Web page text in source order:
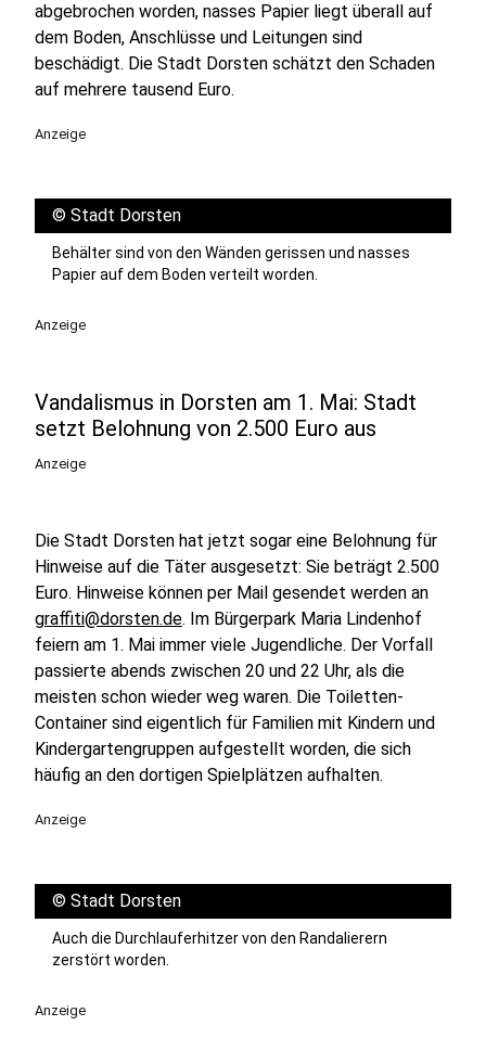
abgebrochen worden, nasses Papier liegt überall auf
dem Boden, Anschlüsse und Leitungen sind
beschädigt. Die Stadt Dorsten schätzt den Schaden
auf mehrere tausend Euro.
Anzeige
© Stadt Dorsten
Behälter sind von den Wänden gerissen und nasses
Papier auf dem Boden verteilt worden.
Anzeige
Vandalismus in Dorsten am 1. Mai: Stadt
setzt Belohnung von 2.500 Euro aus
Anzeige
Die Stadt Dorsten hat jetzt sogar eine Belohnung für
Hinweise auf die Täter ausgesetzt: Sie beträgt 2.500
Euro. Hinweise können per Mail gesendet werden an
graffiti@dorsten.de. Im Bürgerpark Maria Lindenhof
feiern am 1. Mai immer viele Jugendliche. Der Vorfall
passierte abends zwischen 20 und 22 Uhr, als die
meisten schon wieder weg waren. Die Toiletten-
Container sind eigentlich für Familien mit Kindern und
Kindergartengruppen aufgestellt worden, die sich
häufig an den dortigen Spielplätzen aufhalten.
Anzeige
© Stadt Dorsten
Auch die Durchlauferhitzer von den Randalierern
zerstört worden.
Anzeige